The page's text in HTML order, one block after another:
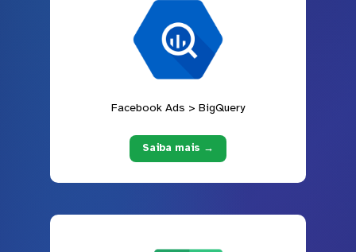
Facebook Ads > BigQuery
Saiba mais →